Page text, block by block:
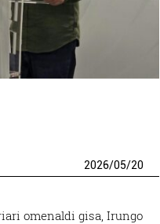
2026/05/20
omenaldi gisa, Irungo